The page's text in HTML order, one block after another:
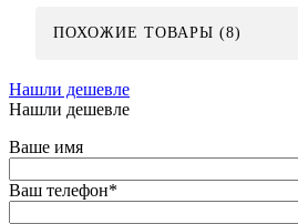
ПОХОЖИЕ ТОВАРЫ (8)
Нашли дешевле
Нашли дешевле
Ваше имя
Ваш телефон*